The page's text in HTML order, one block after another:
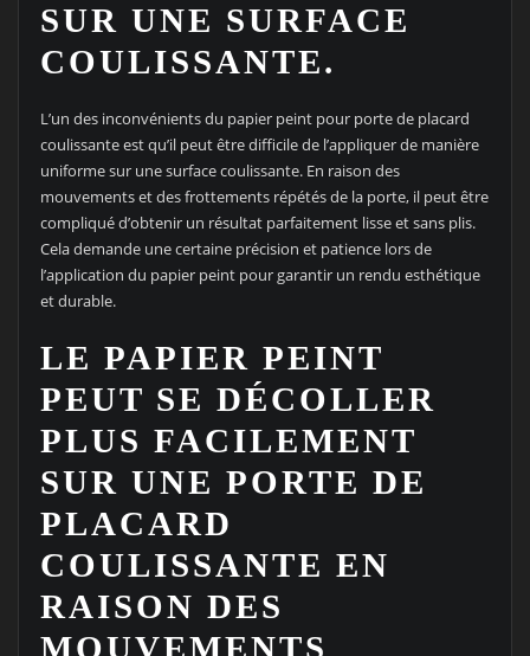
SUR UNE SURFACE
COULISSANTE.
L’un des inconvénients du papier peint pour porte de placard
coulissante est qu’il peut être difficile de l’appliquer de manière
uniforme sur une surface coulissante. En raison des
mouvements et des frottements répétés de la porte, il peut être
compliqué d’obtenir un résultat parfaitement lisse et sans plis.
Cela demande une certaine précision et patience lors de
l’application du papier peint pour garantir un rendu esthétique
et durable.
LE PAPIER PEINT
PEUT SE DÉCOLLER
PLUS FACILEMENT
SUR UNE PORTE DE
PLACARD
COULISSANTE EN
RAISON DES
MOUVEMENTS